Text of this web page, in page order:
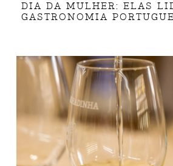
DIA DA MULHER: ELAS
GASTRONOMIA